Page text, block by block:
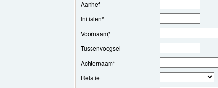
Aanhef
Initialen*
Voornaam*
Tussenvoegsel
Achternaam*
Relatie